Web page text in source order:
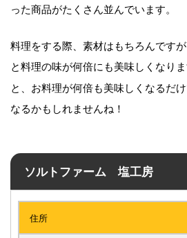
った商品がたくさん並んでいます。
料理をする際、素材はもちろんです
と料理の味が何倍にも美味しくなりま
と、お料理が何倍も美味しくなるだ
なるかもしれませんね！
ソルトファーム 塩工房
住所